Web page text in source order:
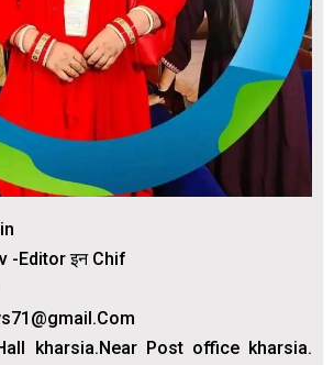
-Editor इन Chif
kharsia.Near Post office kharsia.